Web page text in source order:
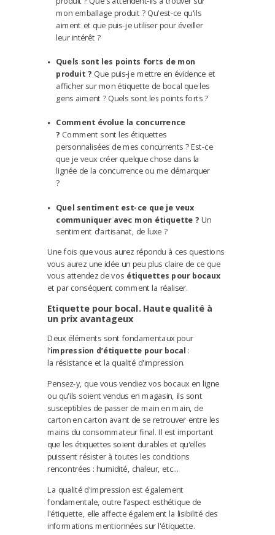
mon emballage produit ? Qu'est-ce qu'ils
aiment et que puis-je utiliser pour éveiller
leur intérêt ?
Quels sont les points forts de mon
produit ? Que puis-je mettre en évidence et
afficher sur mon étiquette de bocal que les
gens aiment ? Quels sont les points forts ?
Comment évolue la concurrence
? Comment sont les étiquettes
personnalisées de mes concurrents ? Est-ce
que je veux créer quelque chose dans la
lignée de la concurrence ou me démarquer
?
Quel sentiment est-ce que je veux
communiquer avec mon étiquette ? Un
sentiment d'artisanat, de luxe ?
Une fois que vous aurez répondu à ces questions
vous aurez une idée un peu plus claire de ce que
vous attendez de vos étiquettes pour bocaux
et par conséquent comment la réaliser.
Etiquette pour bocal. Haute qualité à
un prix avantageux
Deux éléments sont fondamentaux pour
l’impression d’étiquette pour bocal :
la résistance et la qualité d'impression.
Pensez-y, que vous vendiez vos bocaux en ligne
ou qu'ils soient vendus en magasin, ils sont
susceptibles de passer de main en main, de
carton en carton avant de se retrouver entre les
mains du consommateur final. Il est important
que les étiquettes soient durables et qu'elles
puissent résister à toutes les conditions
rencontrées : humidité, chaleur, etc...
La qualité d'impression est également
fondamentale, outre l’aspect esthétique de
l'étiquette, elle affecte également la lisibilité des
informations mentionnées sur l'étiquette.